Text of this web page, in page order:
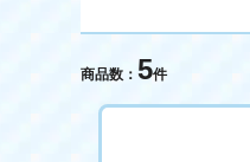
商品数： 5件